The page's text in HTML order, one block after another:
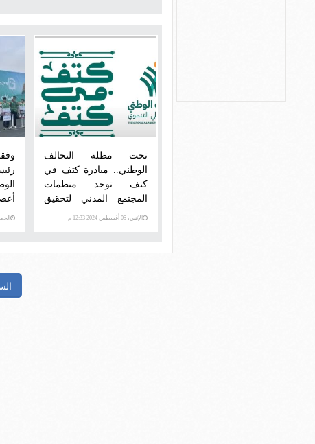
تحت مظلة التحالف
الوطني.. مبادرة كتف في
كتف توحد منظمات
المجتمع المدني لتحقيق
التنمية المستدامة"
الإثنين، 05 أغسطس 2024 12:33 م الجمعة، 12 يوليو